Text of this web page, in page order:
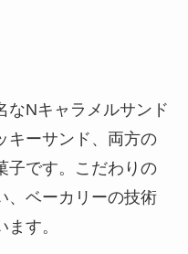
なNキャラメルサンド
キーサンド、両方の
子です。こだわりの
、ベーカリーの技術
す。